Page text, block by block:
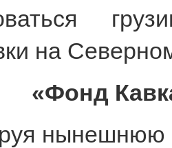
на
«Фонд
нынешнюю